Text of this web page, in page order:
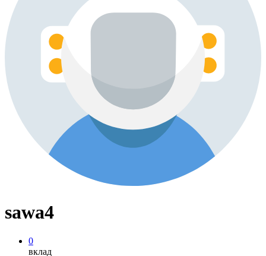
sawa4
0
вклад